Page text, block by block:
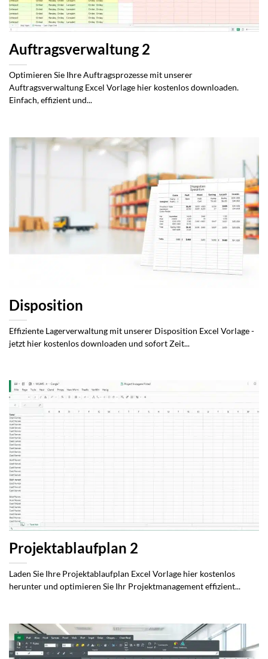
Auftragsverwaltung 2
Optimieren Sie Ihre Auftragsprozesse mit unserer
Auftragsverwaltung Excel Vorlage hier kostenlos downloaden.
Einfach, effizient und...
Disposition
Effiziente Lagerverwaltung mit unserer Disposition Excel Vorlage -
jetzt hier kostenlos downloaden und sofort Zeit...
Projektablaufplan 2
Laden Sie Ihre Projektablaufplan Excel Vorlage hier kostenlos
herunter und optimieren Sie Ihr Projektmanagement effizient...